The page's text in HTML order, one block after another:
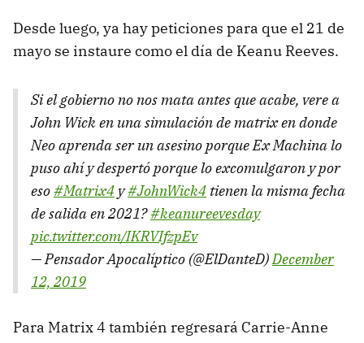
Desde luego, ya hay peticiones para que el 21 de
mayo se instaure como el día de Keanu Reeves.
Si el gobierno no nos mata antes que acabe, vere a
John Wick en una simulación de matrix en donde
Neo aprenda ser un asesino porque Ex Machina lo
puso ahí y despertó porque lo excomulgaron y por
eso#Matrix4 y#JohnWick4 tienen la misma fecha
de salida en 2021?#keanureevesday
pic.twitter.com/IKRVIfzpEv
— Pensador Apocalíptico (@ElDanteD)December
12, 2019
Para Matrix 4 también regresará Carrie-Anne